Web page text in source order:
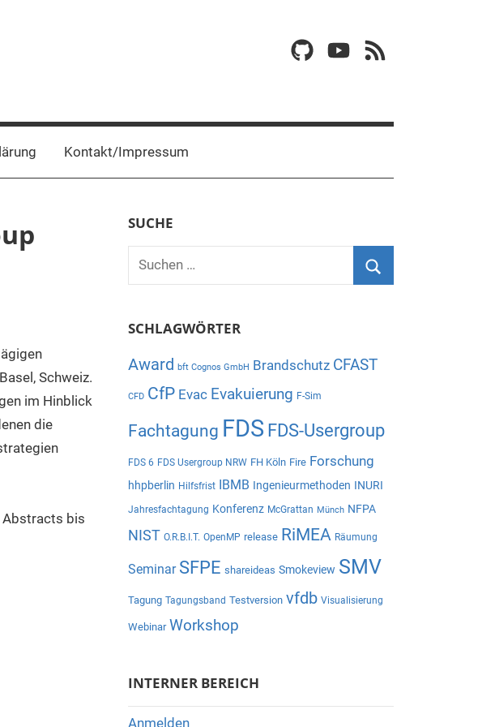
GitHubYouTube
RSS
Kontakt/Impressum
Schweiz.
im Hinblick
die
Abstracts bis
SUCHE
Suchen
SCHLAGWÖRTER
Award bft Cognos GmbH Brandschutz CFAST
CFD CfP Evac Evakuierung F-Sim
Fachtagung FDS FDS-Usergroup
FDS 6 FDS Usergroup NRW FH Köln Fire Forschung
hhpberlin Hilfsfrist IBMB Ingenieurmethoden INURI
Jahresfachtagung Konferenz McGrattan Münch NFPA
NIST O.R.B.I.T. OpenMP release RiMEA Räumung
Seminar SFPE shareideas Smokeview SMV
Tagung Tagungsband Testversion vfdb Visualisierung
Webinar Workshop
INTERNER BEREICH
Anmelden